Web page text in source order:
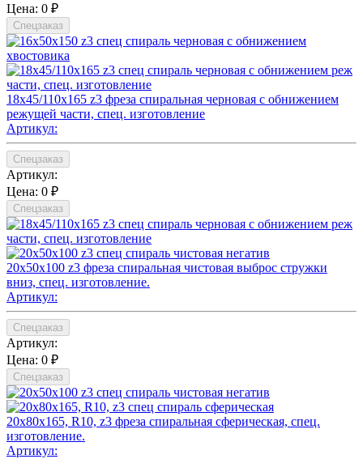
Цена: 0 ₽
Спецзаказ
18х45/110х165 z3 фреза спиральная черновая с обнижением
режущей части, спец. изготовление
Артикул:
Спецзаказ
Артикул:
Цена: 0 ₽
Спецзаказ
20х50х100 z3 фреза спиральная чистовая выброс стружки
вниз, спец. изготовление.
Артикул:
Спецзаказ
Артикул:
Цена: 0 ₽
Спецзаказ
20х80х165, R10, z3 фреза спиральная сферическая, спец.
изготовление.
Артикул: